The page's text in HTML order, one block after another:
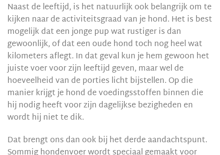
Naast de leeftijd, is het natuurlijk ook belangrijk om te
kijken naar de activiteitsgraad van je hond. Het is best
mogelijk dat een jonge pup wat rustiger is dan
gewoonlijk, of dat een oude hond toch nog heel wat
kilometers aflegt. In dat geval kun je hem gewoon het
juiste voer voor zijn leeftijd geven, maar wel de
hoeveelheid van de porties licht bijstellen. Op die
manier krijgt je hond de voedingsstoffen binnen die
hij nodig heeft voor zijn dagelijkse bezigheden en
wordt hij niet te dik.
Dat brengt ons dan ook bij het derde aandachtspunt.